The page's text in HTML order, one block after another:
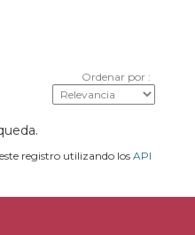
Ordenar por
registro utilizando losAPI